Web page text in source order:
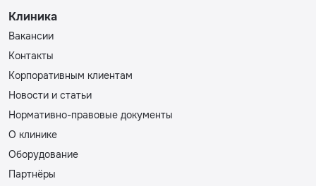
Клиника
Вакансии
Контакты
Корпоративным клиентам
Новости и статьи
Нормативно-правовые документы
О клинике
Оборудование
Партнёры